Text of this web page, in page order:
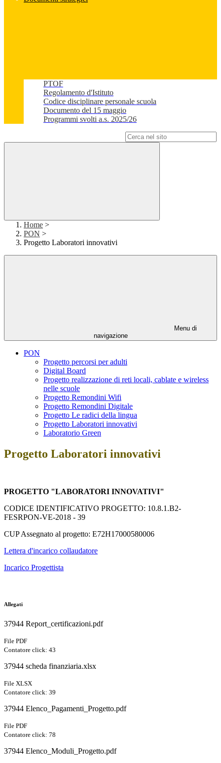
PTOF
Regolamento d'Istituto
Codice disciplinare personale scuola
Documento del 15 maggio
Programmi svolti a.s. 2025/26
Home >
PON >
Progetto Laboratori innovativi
Menu di
navigazione
PON
Progetto percorsi per adulti
Digital Board
Progetto realizzazione di reti locali, cablate e wireless
nelle scuole
Progetto Remondini Wifi
Progetto Remondini Digitale
Progetto Le radici della lingua
Progetto Laboratori innovativi
Laboratorio Green
Progetto Laboratori innovativi
PROGETTO "LABORATORI INNOVATIVI"
CODICE IDENTIFICATIVO PROGETTO: 10.8.1.B2-
FESRPON-VE-2018 - 39
CUP Assegnato al progetto: E72H17000580006
Lettera d'incarico collaudatore
Incarico Progettista
Allegati
37944 Report_certificazioni.pdf
File PDF
Contatore click: 43
37944 scheda finanziaria.xlsx
File XLSX
Contatore click: 39
37944 Elenco_Pagamenti_Progetto.pdf
File PDF
Contatore click: 78
37944 Elenco_Moduli_Progetto.pdf